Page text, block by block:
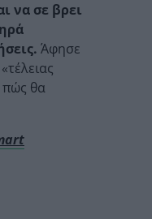
να σε βρει
Άφησε
πώς θα